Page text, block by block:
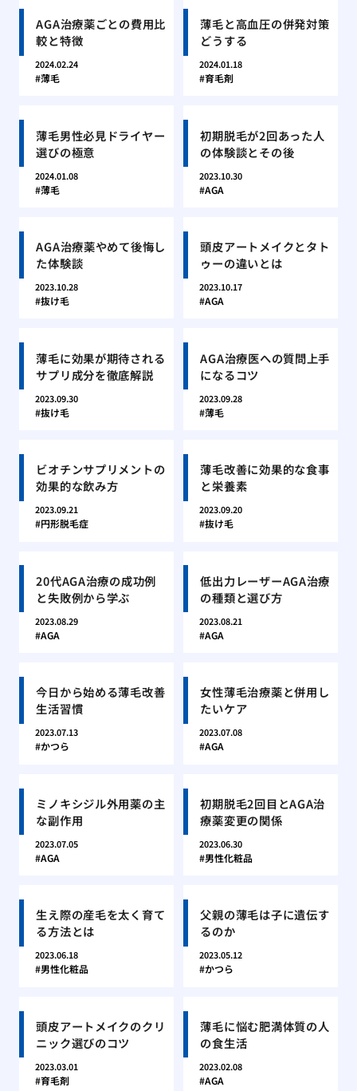
AGA治療薬ごとの費用比
較と特徴
2024.02.24
薄毛
薄毛と高血圧の併発対策
どうする
2024.01.18
育毛剤
薄毛男性必見ドライヤー
選びの極意
2024.01.08
薄毛
初期脱毛が2回あった人
の体験談とその後
2023.10.30
AGA
AGA治療薬やめて後悔し
た体験談
2023.10.28
抜け毛
頭皮アートメイクとタト
ゥーの違いとは
2023.10.17
AGA
薄毛に効果が期待される
サプリ成分を徹底解説
2023.09.30
抜け毛
AGA治療医への質問上手
になるコツ
2023.09.28
薄毛
ビオチンサプリメントの
効果的な飲み方
2023.09.21
円形脱毛症
薄毛改善に効果的な食事
と栄養素
2023.09.20
抜け毛
20代AGA治療の成功例
と失敗例から学ぶ
2023.08.29
AGA
低出力レーザーAGA治療
の種類と選び方
2023.08.21
AGA
今日から始める薄毛改善
生活習慣
2023.07.13
かつら
女性薄毛治療薬と併用し
たいケア
2023.07.08
AGA
ミノキシジル外用薬の主
な副作用
2023.07.05
AGA
初期脱毛2回目とAGA治
療薬変更の関係
2023.06.30
男性化粧品
生え際の産毛を太く育て
る方法とは
2023.06.18
男性化粧品
父親の薄毛は子に遺伝す
るのか
2023.05.12
かつら
頭皮アートメイクのクリ
ニック選びのコツ
2023.03.01
育毛剤
薄毛に悩む肥満体質の人
の食生活
2023.02.08
AGA